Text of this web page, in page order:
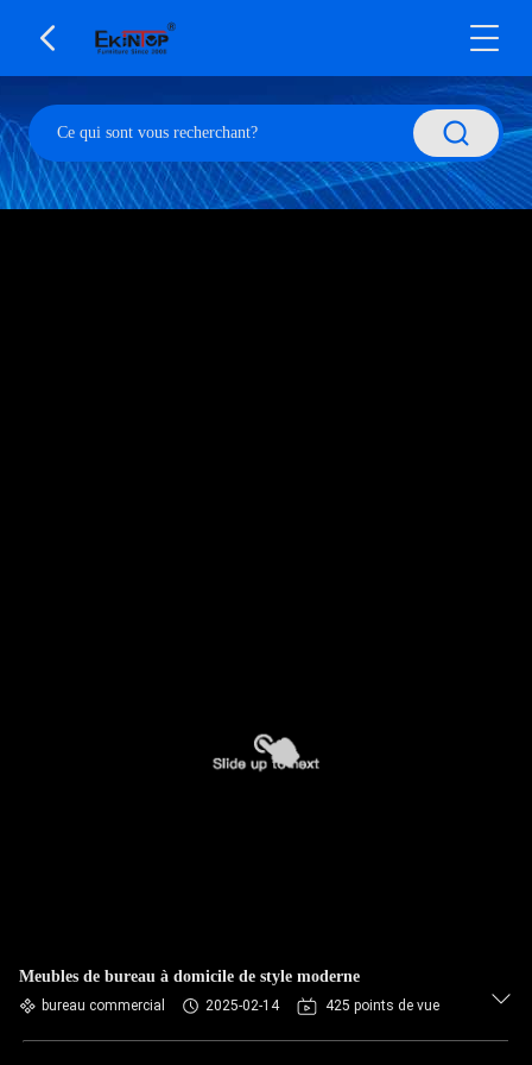
Meubles de bureau à domicile de style moderne
bureau commercial 2025-02-14 425 points de vue